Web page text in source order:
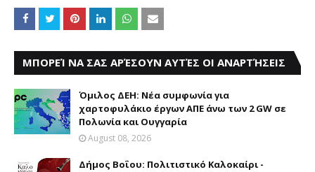
ΜΠΟΡΕΊ ΝΑ ΣΑΣ ΑΡΈΣΟΥΝ ΑΥΤΈΣ ΟΙ ΑΝΑΡΤΉΣΕΙΣ
Όμιλος ΔΕΗ: Νέα συμφωνία για
χαρτοφυλάκιο έργων ΑΠΕ άνω των 2 GW σε
Πολωνία και Ουγγαρία
August 08, 2026
Δήμος Βοΐου: Πολιτιστικό Καλοκαίρι -